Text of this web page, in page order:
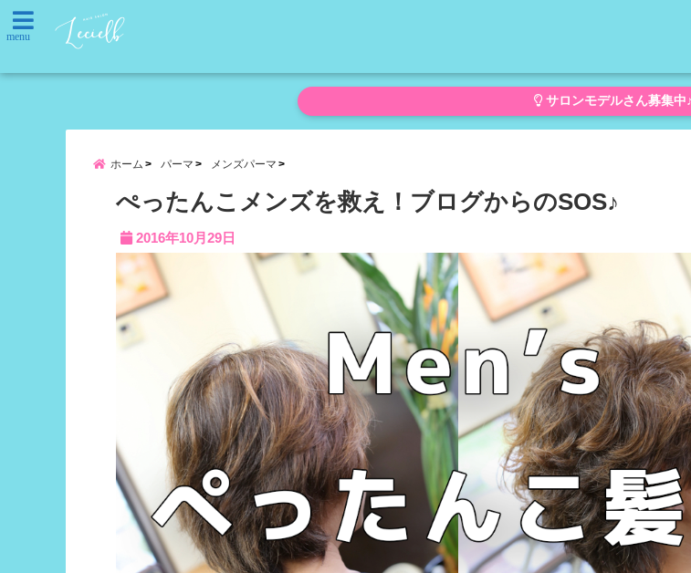
menu
サロンモデルさん募集中♪
ホーム パーマ メンズパーマ
ぺったんこメンズを救え！ブログからのSOS♪
2016年10月29日